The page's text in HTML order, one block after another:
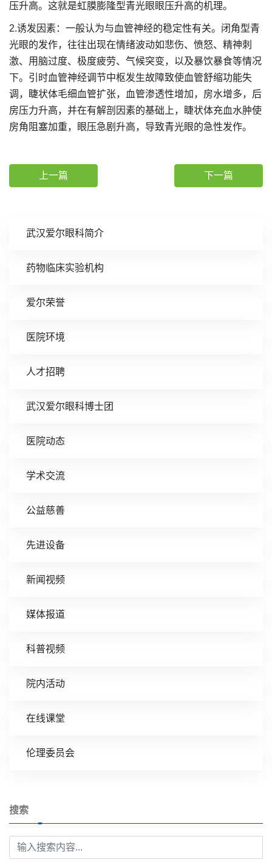
武汉爱尔眼科简介
药物临床实验机构
爱尔荣誉
医院环境
人才招聘
武汉爱尔眼科博士团
医院动态
学术交流
公益慈善
先进设备
新闻视频
媒体报道
科普视频
院内活动
在线课堂
伦理委员会
搜索
压升高。这就是虹膜膨隆型青光眼眼压升高的机理。
2.诱发因素：一般认为与血管神经的稳定性有关。闭角型青
光眼的发作，往往出现在情绪波动如悲伤、愤怒、精神刺
激、用脑过度、极度疲劳、气候突变，以及暴饮暴食等情况
下。引时血管神经调节中枢发生故障致使血管舒缩功能失
调，睫状体毛细血管扩张，血管渗透性增加，房水增多，后
房压力升高，并在有解剖因素的基础上，睫状体充血水肿使
房角阻塞加重，眼压急剧升高，导致青光眼的急性发作。
上一篇 下一篇